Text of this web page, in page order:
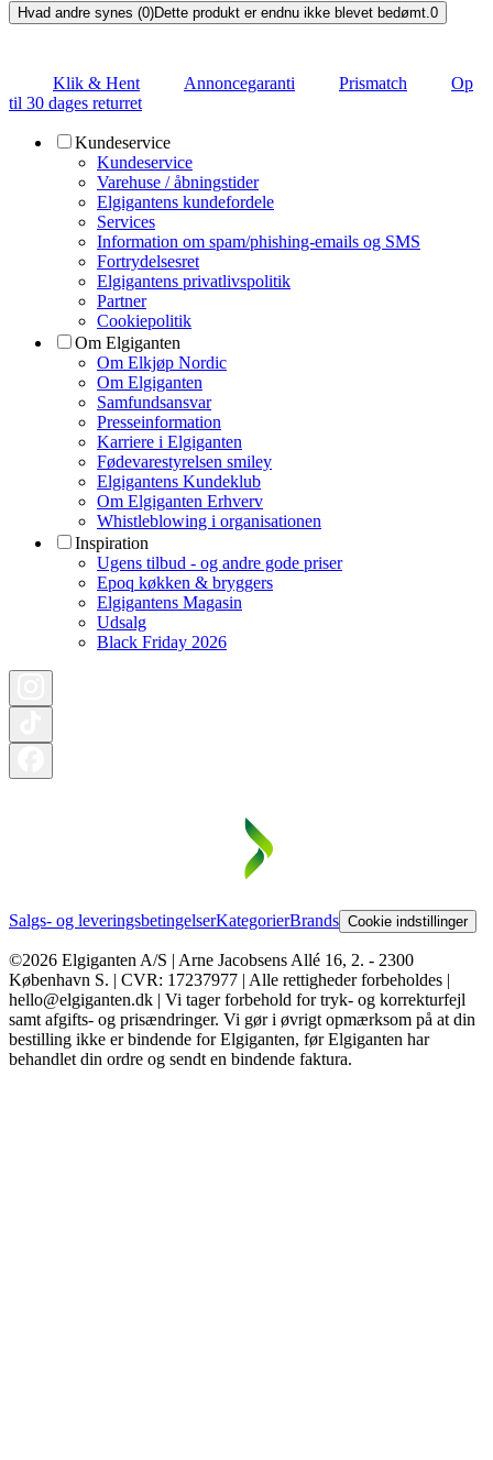
Hvad andre synes (0)Dette produkt er endnu ikke blevet bedømt. 0
Klik & Hent Annoncegaranti Prismatch
Op
til 30 dages returret
Kundeservice
Kundeservice
Varehuse / åbningstider
Elgigantens kundefordele
Services
Information om spam/phishing-emails og SMS
Fortrydelsesret
Elgigantens privatlivspolitik
Partner
Cookiepolitik
Om Elgiganten
Om Elkjøp Nordic
Om Elgiganten
Samfundsansvar
Presseinformation
Karriere i Elgiganten
Fødevarestyrelsen smiley
Elgigantens Kundeklub
Om Elgiganten Erhverv
Whistleblowing i organisationen
Inspiration
Ugens tilbud - og andre gode priser
Epoq køkken & bryggers
Elgigantens Magasin
Udsalg
Black Friday 2026
Salgs- og leveringsbetingelserKategorierBrands Cookie indstillinger
©2026 Elgiganten A/S | Arne Jacobsens Allé 16, 2. - 2300
København S. | CVR: 17237977 | Alle rettigheder forbeholdes |
hello@elgiganten.dk | Vi tager forbehold for tryk- og korrekturfejl
samt afgifts- og prisændringer. Vi gør i øvrigt opmærksom på at din
bestilling ikke er bindende for Elgiganten, før Elgiganten har
behandlet din ordre og sendt en bindende faktura.